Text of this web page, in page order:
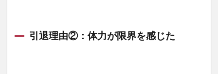
引退理由②：体力が限界を感じた